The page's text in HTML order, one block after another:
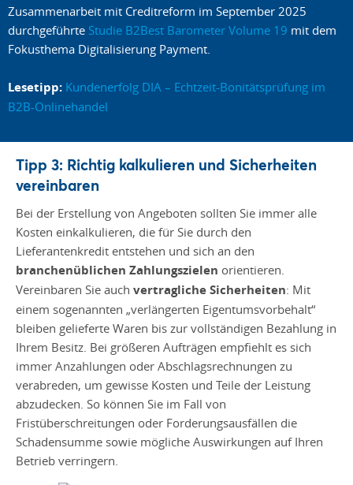
Zusammenarbeit mit Creditreform im September 2025
durchgeführte Studie B2Best Barometer Volume 19 mit dem
Fokusthema Digitalisierung Payment.
Lesetipp: Kundenerfolg DIA – Echtzeit-Bonitätsprüfung im
B2B-Onlinehandel
Tipp 3: Richtig kalkulieren und Sicherheiten
vereinbaren
Bei der Erstellung von Angeboten sollten Sie immer alle
Kosten einkalkulieren, die für Sie durch den
Lieferantenkredit entstehen und sich an den
branchenüblichen Zahlungszielen orientieren.
Vereinbaren Sie auch vertragliche Sicherheiten: Mit
einem sogenannten „verlängerten Eigentumsvorbehalt“
bleiben gelieferte Waren bis zur vollständigen Bezahlung in
Ihrem Besitz. Bei größeren Aufträgen empfiehlt es sich
immer Anzahlungen oder Abschlagsrechnungen zu
verabreden, um gewisse Kosten und Teile der Leistung
abzudecken. So können Sie im Fall von
Fristüberschreitungen oder Forderungsausfällen die
Schadensumme sowie mögliche Auswirkungen auf Ihren
Betrieb verringern.